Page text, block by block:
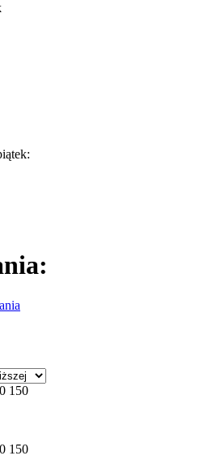
150
150